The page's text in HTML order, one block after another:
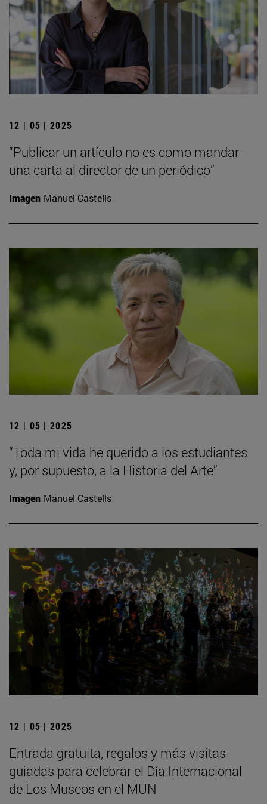
12 | 05 | 2025
“Publicar un artículo no es como mandar
una carta al director de un periódico”
Imagen Manuel Castells
12 | 05 | 2025
“Toda mi vida he querido a los estudiantes
y, por supuesto, a la Historia del Arte”
Imagen Manuel Castells
12 | 05 | 2025
Entrada gratuita, regalos y más visitas
guiadas para celebrar el Día Internacional
de Los Museos en el MUN